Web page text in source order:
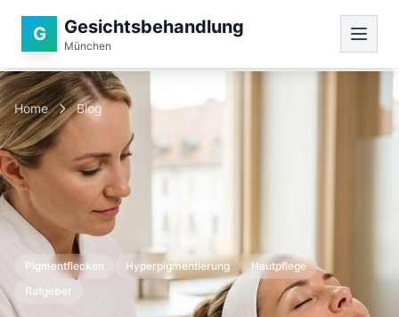
G Gesichtsbehandlung
München
Home Blog
Pigmentflecken Hyperpigmentierung
Hautpflege
Ratgeber